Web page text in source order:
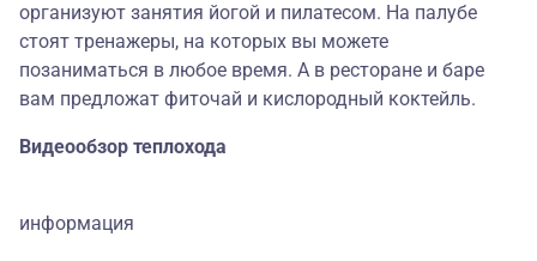
организуют занятия йогой и пилатесом. На палубе
стоят тренажеры, на которых вы можете
позаниматься в любое время. А в ресторане и баре
вам предложат фиточай и кислородный коктейль.
Видеообзор теплохода
информация